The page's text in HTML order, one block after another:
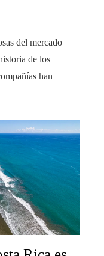
del mercado
de los
han